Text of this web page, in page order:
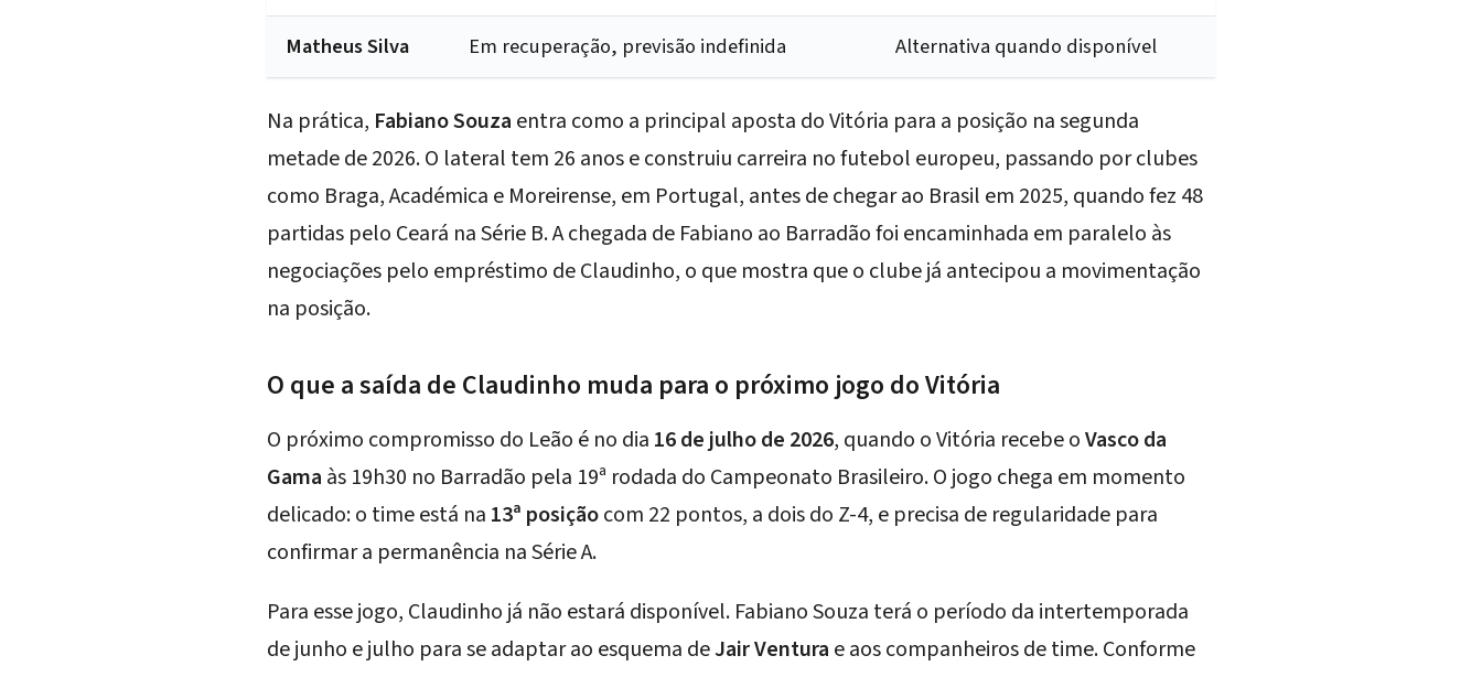
Matheus Silva Em recuperação, previsão indefinida Alternativa quando disponível
Na prática, Fabiano Souza entra como a principal aposta do Vitória para a posição na segunda
metade de 2026. O lateral tem 26 anos e construiu carreira no futebol europeu, passando por clubes
como Braga, Académica e Moreirense, em Portugal, antes de chegar ao Brasil em 2025, quando fez 48
partidas pelo Ceará na Série B. A chegada de Fabiano ao Barradão foi encaminhada em paralelo às
negociações pelo empréstimo de Claudinho, o que mostra que o clube já antecipou a movimentação
na posição.
O que a saída de Claudinho muda para o próximo jogo do Vitória
O próximo compromisso do Leão é no dia 16 de julho de 2026, quando o Vitória recebe oVasco da
Gama às 19h30 no Barradão pela 19ª rodada do Campeonato Brasileiro. O jogo chega em momento
delicado: o time está na 13ª posiçãocom 22 pontos, a dois do Z-4, e precisa de regularidade para
confirmar a permanência na Série A.
Para esse jogo, Claudinho já não estará disponível. Fabiano Souza terá o período da intertemporada
de junho e julho para se adaptar ao esquema deJair Ventura e aos companheiros de time. Conforme